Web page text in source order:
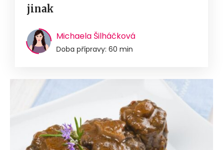
jinak
Michaela Šilháčková
Doba přípravy: 60 min